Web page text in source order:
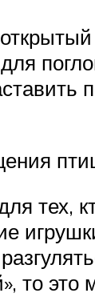
тех,
то это